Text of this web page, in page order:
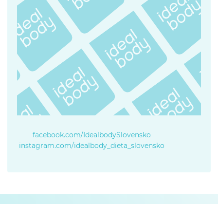
facebook.com/IdealbodySlovensko
instagram.com/idealbody_dieta_slovensko